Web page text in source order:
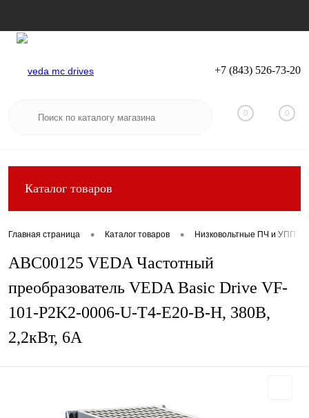
Вход Регистрация
+7 (843) 526-73-20
0 0
Каталог товаров
Главная страница • Каталог товаров • Низковольтные ПЧ и УПП
ABC00125 VEDA Частотный
преобразователь VEDA Basic Drive VF-
101-P2K2-0006-U-T4-E20-B-H, 380В,
2,2кВт, 6А